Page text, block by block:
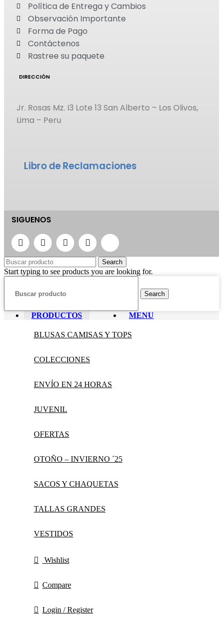
Política de Entrega y Cambios
Observación Importante
Forma de Pago
Contáctenos
Rastree su paquete
DIRECCIÓN
Jr. Rosas Mz. I3 Lote 13 San Alberto – Los Olivos,
Lima – Peru
Libro de Reclamaciones
SIGUENOS
Search
Start typing to see products you are looking for.
Search
PRODUCTOS MENU
BLUSAS CAMISAS Y TOPS
COLECCIONES
ENVÍO EN 24 HORAS
JUVENIL
OFERTAS
OTOÑO – INVIERNO ´25
SACOS Y CHAQUETAS
TALLAS GRANDES
VESTIDOS
Wishlist
Compare
Login / Register